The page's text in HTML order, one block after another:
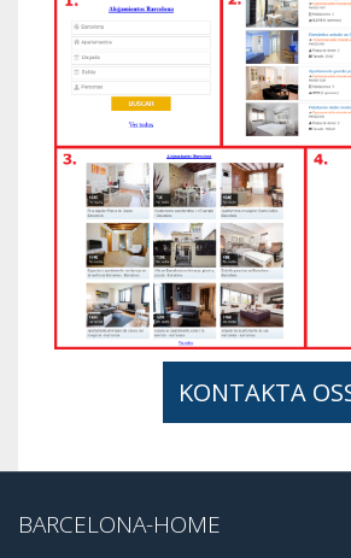
KONTAKTA
BARCELONA-HOME